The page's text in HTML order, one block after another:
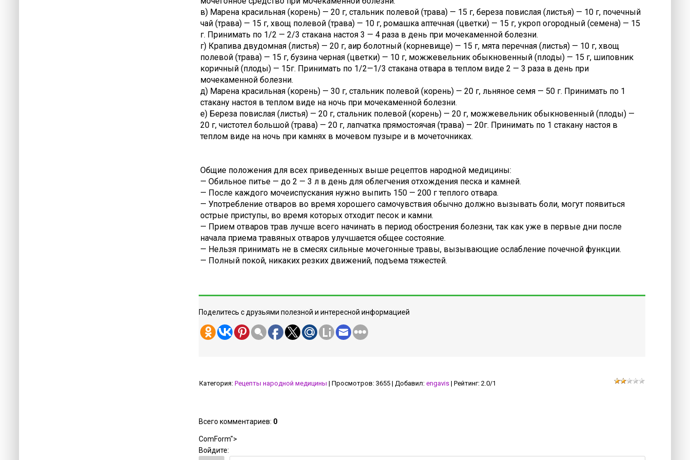
в) Марена красильная (корень) — 20 г, стальник полевой (трава) — 15 г, береза повислая (листья) — 10 г, почечный
чай (трава) — 15 г, хвощ полевой (трава) — 10 г, ромашка аптечная (цветки) — 15 г, укроп огородный (семена) — 15
г. Принимать по 1/2 — 2/3 стакана настоя 3 — 4 раза в день при мочекаменной болезни.
г) Крапива двудомная (листья) — 20 г, аир болотный (корневище) — 15 г, мята перечная (листья) — 10 г, хвощ
полевой (трава) — 15 г, бузина черная (цветки) — 10 г, можжевельник обыкновенный (плоды) — 15 г, шиповник
коричный (плоды) — 15г. Принимать по 1/2—1/3 стакана отвара в теплом виде 2 — 3 раза в день при
мочекаменной болезни.
д) Марена красильная (корень) — 30 г, стальник полевой (корень) — 20 г, льняное семя — 50 г. Принимать по 1
стакану настоя в теплом виде на ночь при мочекаменной болезни.
е) Береза повислая (листья) — 20 г, стальник полевой (корень) — 20 г, можжевельник обыкновенный (плоды) —
20 г, чистотел большой (трава) — 20 г, лапчатка прямостоячая (трава) — 20г. Принимать по 1 стакану настоя в
теплом виде на ночь при камнях в мочевом пузыре и в мочеточниках.
Общие положения для всех приведенных выше рецептов народной медицины:
— Обильное питье — до 2 — 3 л в день для облегчения отхождения песка и камней.
— После каждого мочеиспускания нужно выпить 150 — 200 г теплого отвара.
— Употребление отваров во время хорошего самочувствия обычно должно вызывать боли, могут появиться
острые приступы, во время которых отходит песок и камни.
— Прием отваров трав лучше всего начинать в период обострения болезни, так как уже в первые дни после
начала приема травяных отваров улучшается общее состояние.
— Нельзя принимать не в смесях сильные мочегонные травы, вызывающие ослабление почечной функции.
— Полный покой, никаких резких движений, подъема тяжестей.
Поделитесь с друзьями полезной и интересной информацией
Категория: Рецепты народной медицины | Просмотров: 3655 | Добавил: engavis | Рейтинг: 2.0/1
Всего комментариев: 0
ComForm">
Войдите: